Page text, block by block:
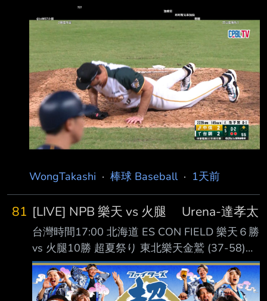
手 第3棒 陳俊秀 一壘手 第4棒 詹子賢 左外野手
第5棒 王威晨 指定打擊 第6棒 江坤宇 游擊手 第7
棒 岳東華 二壘手 第8棒 高宇杰 捕手 第9棒 宋晟
睿 中外野手 先發投手 勝騎士 台鋼雄鷹隊 第1棒
王博玄 右外野手 第2棒 曾子祐 游擊手 第3棒 吳
念庭 三壘手 第4棒 魔 鷹 指定打擊 第5棒 陳文
杰 中外野手 第6棒 王柏融 左外野手 第7棒 宋柏
翰 一壘手 第8棒 黃劼希 二壘手 第
WongTakashi · 棒球 Baseball· 1天前
81 [LIVE] NPB 樂天 vs 火腿 Urena-達孝太
台灣時間17:00 北海道 ES CON FIELD 樂天６勝
vs 火腿10勝 超夏祭り 東北樂天金鷲 (37-58)
AVG OBP SLG OPS HR RBI PA １. 中島大輔 (L)
RF .264 .324 .383 .707 2 16 255 ２. 佐藤直樹
(R) DH .268 .290 .447 .737 6 17 186 ３. 辰己